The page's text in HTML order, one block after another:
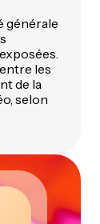
générale
les
de la
selon